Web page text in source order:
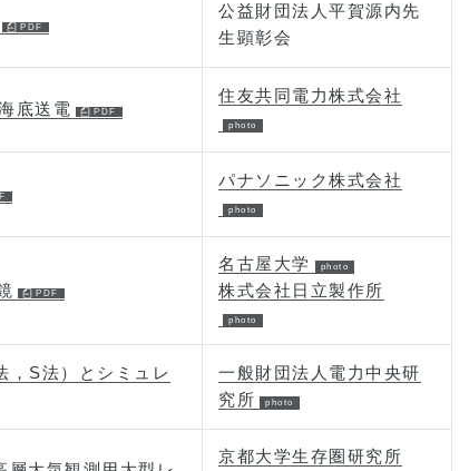
公益財団法人平賀源内先
生顕彰会
底送電
住友共同電力株式会社
パナソニック株式会社
名古屋大学
株式会社日立製作所
，S法）とシミュレ
一般財団法人電力中央研
究所
京都大学生存圏研究所